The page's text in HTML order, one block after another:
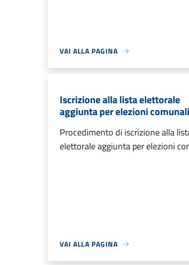
VAI ALLA PAGINA
Iscrizione alla lista elettorale
aggiunta per elezioni comunali
Procedimento di iscrizione alla
elettorale aggiunta per elezioni
VAI ALLA PAGINA